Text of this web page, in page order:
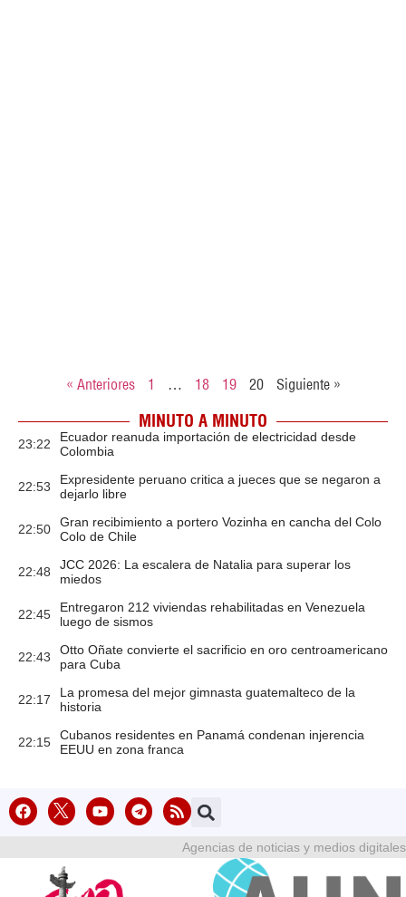
« Anteriores 1 … 18 19 20 Siguiente »
MINUTO A MINUTO
23:22
Ecuador reanuda importación de electricidad desde
Colombia
22:53
Expresidente peruano critica a jueces que se negaron a
dejarlo libre
22:50
Gran recibimiento a portero Vozinha en cancha del Colo
Colo de Chile
22:48
JCC 2026: La escalera de Natalia para superar los
miedos
22:45
Entregaron 212 viviendas rehabilitadas en Venezuela
luego de sismos
22:43
Otto Oñate convierte el sacrificio en oro centroamericano
para Cuba
22:17
La promesa del mejor gimnasta guatemalteco de la
historia
22:15
Cubanos residentes en Panamá condenan injerencia
EEUU en zona franca
Agencias de noticias y medios digitales